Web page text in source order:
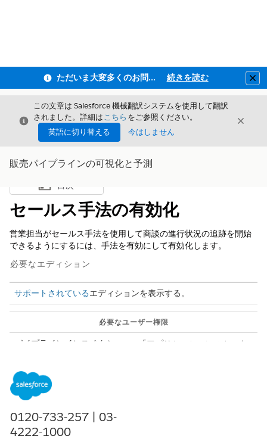
ただいま大変多くのお問い合わせをいただいており、ご連絡までにお時間を頂戴しております 続きを読む
閉じる
この文章は Salesforce 機械翻訳システムを使用して翻訳
されました。詳細はこちら をご参照ください。
英語に切り替える
今はしません
閉じる
販売パイプラインの可視化と予測
目次を表示
目次
セールス手法の有効化
営業担当がセールス手法を使用して商談の進行状況の追跡を開始
できるようにするには、手法を有効にして有効化します。
必要なエディション
サポートされているエディションを表示する。
必要なユーザー権限
パイプラインインスペクショ
「アプリケーションのカスタ
歯車アイコンから [ Salesforce Go]
ホームページで [
Sales Methodology]
[セールス手法] を有効にします。
0120-733-257 | 03-
4222-1000